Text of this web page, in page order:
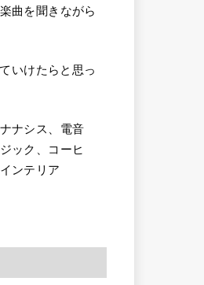
曲を聞きながら
いけたらと思っ
ナシス、電音
ック、コーヒ
ンテリア